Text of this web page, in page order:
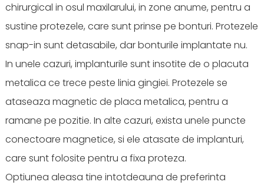
chirurgical in osul maxilarului, in zone anume, pentru a
sustine protezele, care sunt prinse pe bonturi. Protezele
snap-in sunt detasabile, dar bonturile implantate nu.
In unele cazuri, implanturile sunt insotite de o placuta
metalica ce trece peste linia gingiei. Protezele se
ataseaza magnetic de placa metalica, pentru a
ramane pe pozitie. In alte cazuri, exista unele puncte
conectoare magnetice, si ele atasate de implanturi,
care sunt folosite pentru a fixa proteza.
Optiunea aleasa tine intotdeauna de preferinta